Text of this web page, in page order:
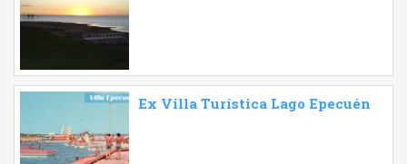
Ex Villa Turística Lago Epecuén